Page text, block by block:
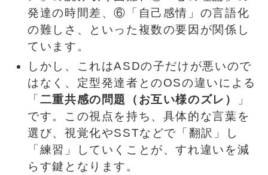
発達の時間差、⑥「自己感情」の言語化
の難しさ、といった複数の要因が関係し
ています。
しかし、これはASDの子だけが悪いので
はなく、定型発達者とのOSの違いによる
「 二重共感の問題（お互い様のズレ）
」
です。この視点を持ち、具体的な言葉を
選び、視覚化やSSTなどで「翻訳」し
「練習」していくことが、すれ違いを減
らす鍵となります。